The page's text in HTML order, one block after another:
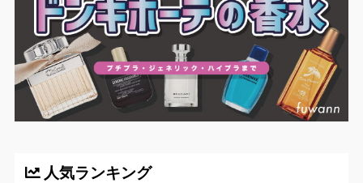
人気ランキング